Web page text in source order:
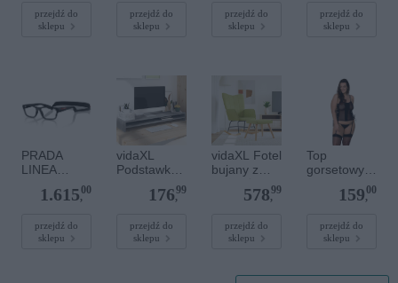
pojedyncza
przejdź do
sklepu
cm, materiał
drewnopoch
przejdź do
sklepu
140x190
cm, obita
przejdź do
sklepu
przejdź do
sklepu
PRADA
LINEA
ROSSA 0PS
03RV1.615,
00
przejdź do
sklepu
vidaXL
Podstawka
pod monitor,
szary dąb
100x24x13
176,
99
przejdź do
sklepu
vidaXL Fotel
bujany z
podnóżkiem
, zielony,
tkaniną
578,
99
przejdź do
sklepu
Top
gorsetowy z
pończoch -
CORSET
black
159,
00
przejdź do
sklepu